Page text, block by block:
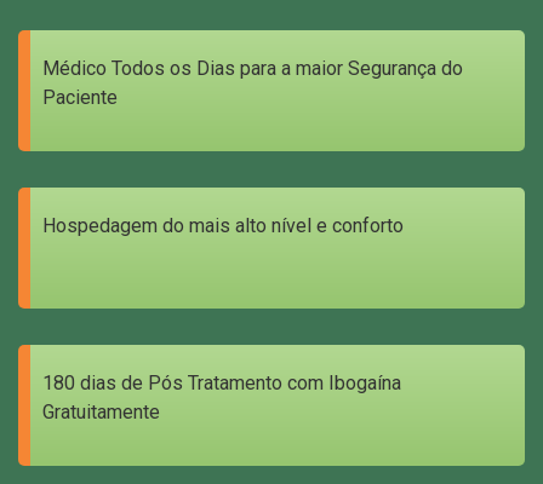
Médico Todos os Dias para a maior Segurança do
Paciente
Hospedagem do mais alto nível e conforto
180 dias de Pós Tratamento com Ibogaína
Gratuitamente